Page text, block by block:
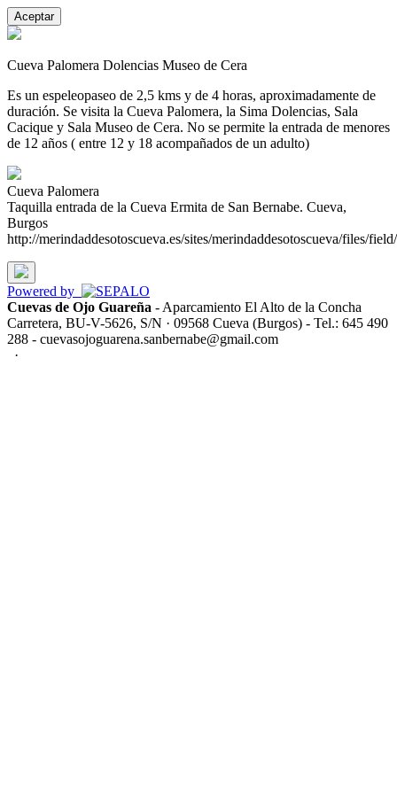
Aceptar
Cueva Palomera Dolencias Museo de Cera
Es un espeleopaseo de 2,5 kms y de 4 horas, aproximadamente de
duración. Se visita la Cueva Palomera, la Sima Dolencias, Sala
Cacique y Sala Museo de Cera. No se permite la entrada de menores
de 12 años ( entre 12 y 18 acompañados de un adulto)
Cueva Palomera
Taquilla entrada de la Cueva Ermita de San Bernabe. Cueva,
Burgos
http://merindaddesotoscueva.es/sites/merindaddesotoscueva/files/
Powered by
Cuevas de Ojo Guareña - Aparcamiento El Alto de la Concha
Carretera, BU-V-5626, S/N · 09568 Cueva (Burgos) - Tel.: 645 490
288 - cuevasojoguarena.sanbernabe@gmail.com
·